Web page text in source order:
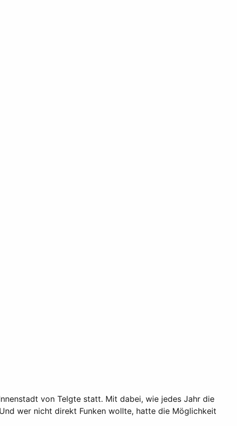
von Telgte statt. Mit dabei, wie jedes Jahr die
wer nicht direkt Funken wollte, hatte die Möglichkeit